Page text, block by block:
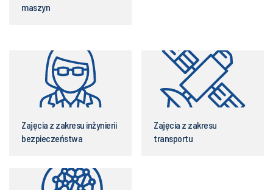
maszyn
Zajęcia z zakresu inżynierii
bezpieczeństwa
Zajęcia z zakresu
transportu